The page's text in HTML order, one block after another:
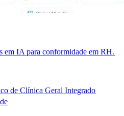
em IA para conformidade em RH.​​
de Clínica Geral Integrado​​